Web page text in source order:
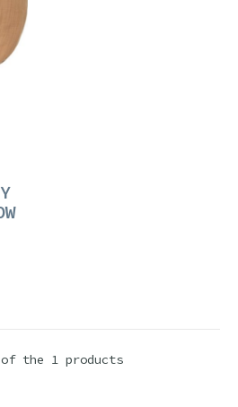
of the 1 products